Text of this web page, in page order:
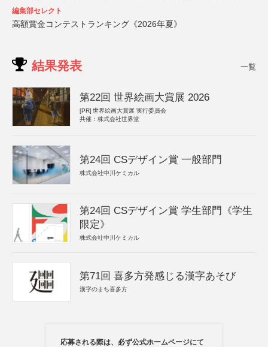
編集部セレクト
高額賞金コンテストランキング《2026年夏》
結果発表 一覧
第22回 世界絵画大賞展 2026
[PR] 世界絵画大賞展 実行委員会
共催：株式会社世界堂
第24回 CSデザイン賞 一般部門
株式会社中川ケミカル
第24回 CSデザイン賞 学生部門《学生
限定》
株式会社中川ケミカル
第71回 喜多方発感じる漢字あそび
漢字のまち喜多方
応募される際は、必ず公式ホームページにて